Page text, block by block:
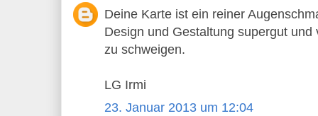
Deine Karte ist ein reiner
Design und Gestaltung supergut
zu schweigen.
LG Irmi
23. Januar 2013 um 12:04